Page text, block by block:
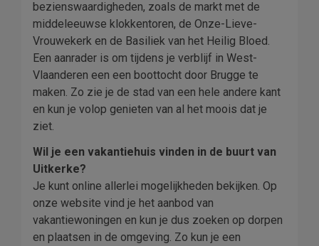
bezienswaardigheden, zoals de markt met de
middeleeuwse klokkentoren, de Onze-Lieve-
Vrouwekerk en de Basiliek van het Heilig Bloed.
Een aanrader is om tijdens je verblijf in West-
Vlaanderen een een boottocht door Brugge te
maken. Zo zie je de stad van een hele andere kant
en kun je volop genieten van al het moois dat je
ziet.
Wil je een vakantiehuis vinden in de buurt van
Uitkerke?
Je kunt online allerlei mogelijkheden bekijken. Op
onze website vind je het aanbod van
vakantiewoningen en kun je dus zoeken op dorpen
en plaatsen in de omgeving. Zo kun je een